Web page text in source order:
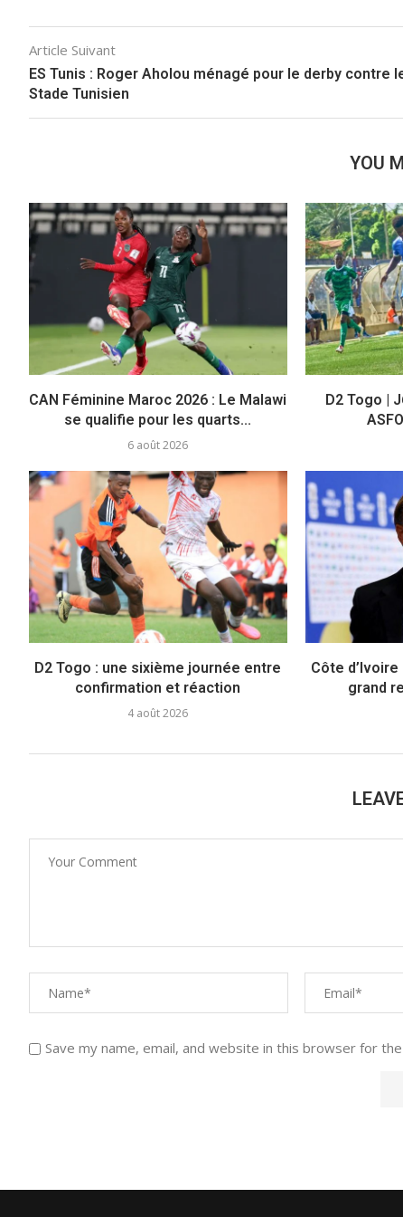
Article Suivant
ES Tunis : Roger Aholou ménagé pour le derby contre
Stade Tunisien
YOU
CAN Féminine Maroc 2026 : Le Malawi
se qualifie pour les quarts...
6 août 2026
D2 Togo |
D2 Togo : une sixième journée entre
confirmation et réaction
4 août 2026
Côte
grand
Save my name, email, and website in this browser for